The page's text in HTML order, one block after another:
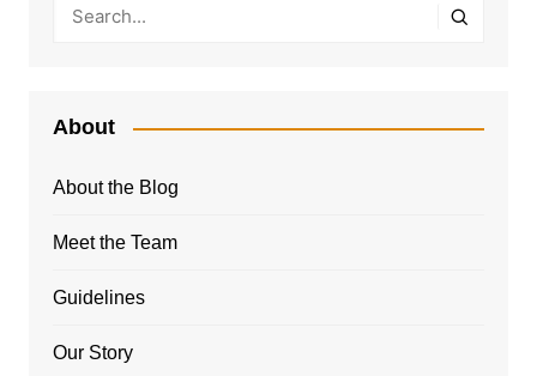
About
About the Blog
Meet the Team
Guidelines
Our Story